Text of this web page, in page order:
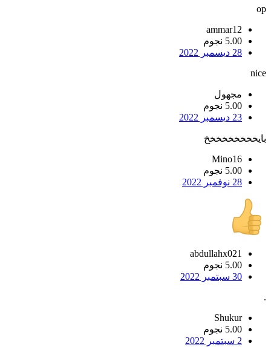
op
ammar12
5.00 نجوم
28 ديسمبر 2022
nice
مجهول
5.00 نجوم
23 ديسمبر 2022
بايخخخخخخخخخ
Mino16
5.00 نجوم
28 نوفمبر 2022
abdullahx021
5.00 نجوم
30 سبتمبر 2022
.
Shukur
5.00 نجوم
2 سبتمبر 2022